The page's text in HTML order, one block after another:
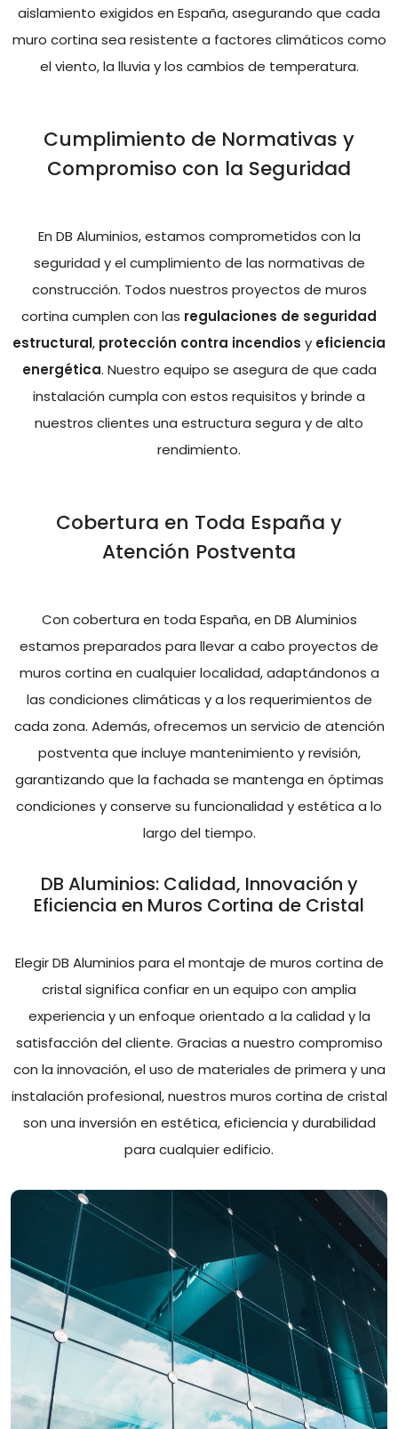
aislamiento exigidos en España, asegurando que cada
muro cortina sea resistente a factores climáticos como
el viento, la lluvia y los cambios de temperatura.
Cumplimiento de Normativas y
Compromiso con la Seguridad
En DB Aluminios, estamos comprometidos con la
seguridad y el cumplimiento de las normativas de
construcción. Todos nuestros proyectos de muros
cortina cumplen con las regulaciones de seguridad
estructural, protección contra incendios y eficiencia
energética. Nuestro equipo se asegura de que cada
instalación cumpla con estos requisitos y brinde a
nuestros clientes una estructura segura y de alto
rendimiento.
Cobertura en Toda España y
Atención Postventa
Con cobertura en toda España, en DB Aluminios
estamos preparados para llevar a cabo proyectos de
muros cortina en cualquier localidad, adaptándonos a
las condiciones climáticas y a los requerimientos de
cada zona. Además, ofrecemos un servicio de atención
postventa que incluye mantenimiento y revisión,
garantizando que la fachada se mantenga en óptimas
condiciones y conserve su funcionalidad y estética a lo
largo del tiempo.
DB Aluminios: Calidad, Innovación y
Eficiencia en Muros Cortina de Cristal
Elegir DB Aluminios para el montaje de muros cortina de
cristal significa confiar en un equipo con amplia
experiencia y un enfoque orientado a la calidad y la
satisfacción del cliente. Gracias a nuestro compromiso
con la innovación, el uso de materiales de primera y una
instalación profesional, nuestros muros cortina de cristal
son una inversión en estética, eficiencia y durabilidad
para cualquier edificio.